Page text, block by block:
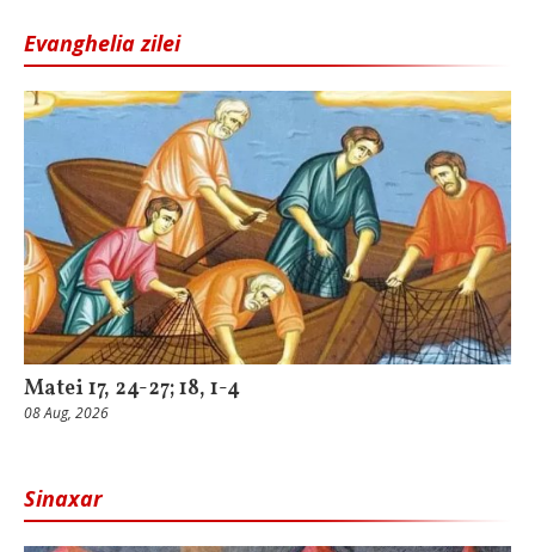
Evanghelia zilei
Matei 17, 24-27; 18, 1-4
08 Aug, 2026
Sinaxar